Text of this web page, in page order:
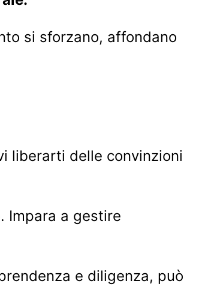
si sforzano, affondano
liberarti delle convinzioni
Impara a gestire
e diligenza, può